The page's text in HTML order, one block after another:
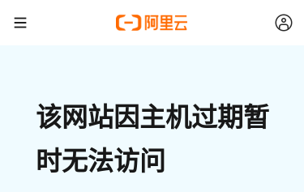
该网站因主机过期暂
时无法访问